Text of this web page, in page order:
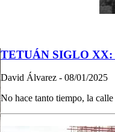
TETUÁN SIGLO XX:
David Álvarez - 08/01/2025
No hace tanto tiempo, la